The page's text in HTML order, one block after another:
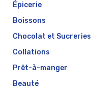
Épicerie
Boissons
Chocolat et Sucreries
Collations
Prêt-à-manger
Beauté